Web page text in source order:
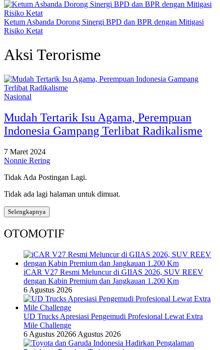
Ketum Asbanda Dorong Sinergi BPD dan BPR dengan Mitigasi
Risiko Ketat
Aksi Terorisme
Nasional
Mudah Tertarik Isu Agama, Perempuan
Indonesia Gampang Terlibat Radikalisme
7 Maret 2024
Nonnie Rering
Tidak Ada Postingan Lagi.
Tidak ada lagi halaman untuk dimuat.
Selengkapnya
OTOMOTIF
iCAR V27 Resmi Meluncur di GIIAS 2026, SUV REEV
dengan Kabin Premium dan Jangkauan 1.200 Km
6 Agustus 2026
UD Trucks Apresiasi Pengemudi Profesional Lewat Extra
Mile Challenge
6 Agustus 20266 Agustus 2026